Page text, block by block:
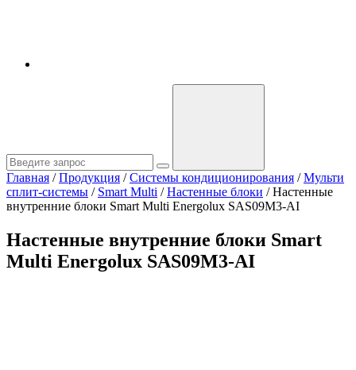
Главная / Продукция / Системы кондиционирования / Мульти
сплит-системы / Smart Multi / Настенные блоки /Настенные
внутренние блоки Smart Multi Energolux SAS09M3-AI
Настенные внутренние блоки Smart
Multi Energolux SAS09M3-AI